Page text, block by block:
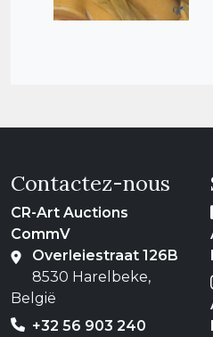
Contactez-nous
CR-Art Auctions
CommV
Overleiestraat 126B
8530 Harelbeke,
België
+32 56 903 240